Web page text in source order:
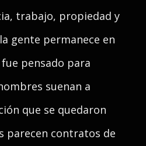
trabajo, propiedad y
gente permanece en
pensado para
suenan a
que se quedaron
parecen contratos de